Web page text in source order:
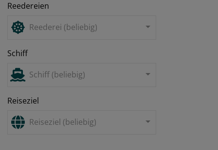
Reedereien
Reederei (beliebig)
Schiff
Schiff (beliebig)
Reiseziel
Reiseziel (beliebig)